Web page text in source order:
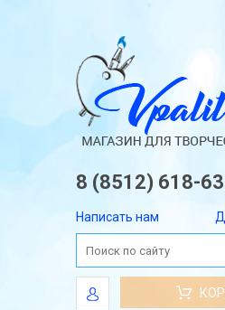
8 (8512) 618-
Написать нам